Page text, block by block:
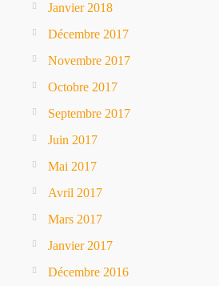
Janvier 2018
Décembre 2017
Novembre 2017
Octobre 2017
Septembre 2017
Juin 2017
Mai 2017
Avril 2017
Mars 2017
Janvier 2017
Décembre 2016